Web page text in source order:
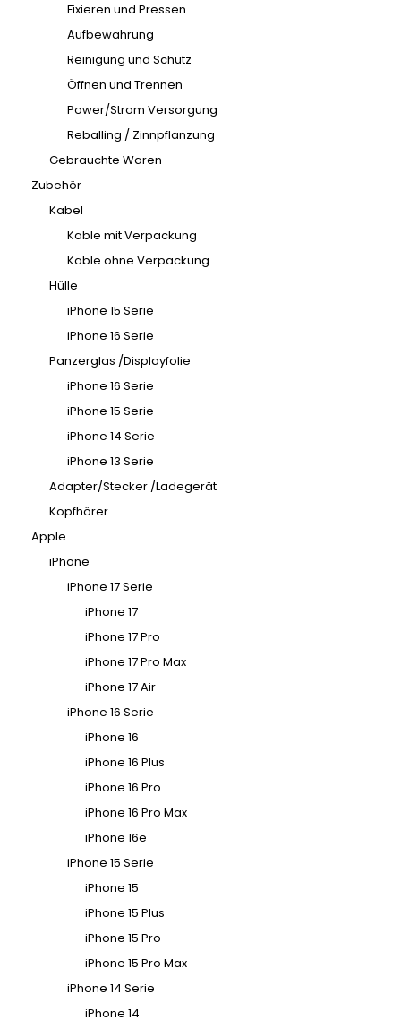
Fixieren und Pressen
Aufbewahrung
Reinigung und Schutz
Öffnen und Trennen
Power/Strom Versorgung
Reballing / Zinnpflanzung
Gebrauchte Waren
Zubehör
Kabel
Kable mit Verpackung
Kable ohne Verpackung
Hülle
iPhone 15 Serie
iPhone 16 Serie
Panzerglas /Displayfolie
iPhone 16 Serie
iPhone 15 Serie
iPhone 14 Serie
iPhone 13 Serie
Adapter/Stecker /Ladegerät
Kopfhörer
Apple
iPhone
iPhone 17 Serie
iPhone 17
iPhone 17 Pro
iPhone 17 Pro Max
iPhone 17 Air
iPhone 16 Serie
iPhone 16
iPhone 16 Plus
iPhone 16 Pro
iPhone 16 Pro Max
iPhone 16e
iPhone 15 Serie
iPhone 15
iPhone 15 Plus
iPhone 15 Pro
iPhone 15 Pro Max
iPhone 14 Serie
iPhone 14